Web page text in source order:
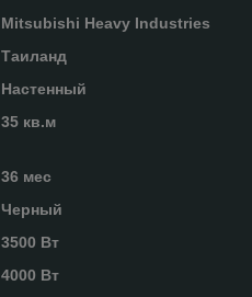
Mitsubishi Heavy Industries
Таиланд
Настенный
35 кв.м
36 мес
Черный
3500 Вт
4000 Вт